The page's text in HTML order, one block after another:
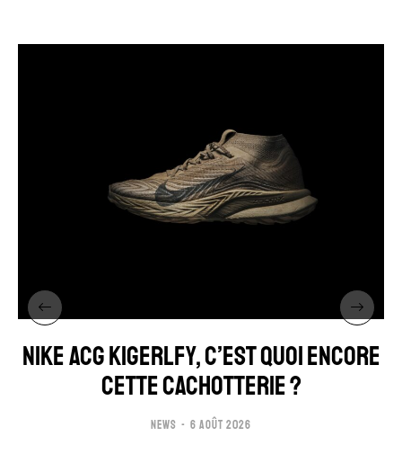
NIKE ACG KIGERLFY, C’EST QUOI ENCORE
CETTE CACHOTTERIE ?
NEWS 6 AOÛT 2026